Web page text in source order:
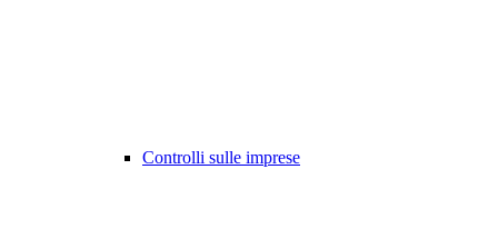
Controlli sulle imprese